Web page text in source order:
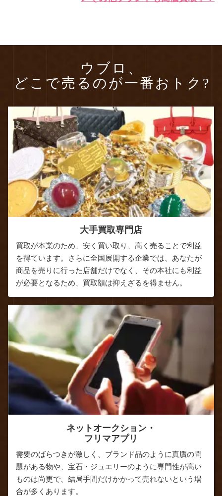
ウブロ、
どこで売るのが一番おトク?
大手買取専門店
買取が本業のため、安く買い取り、高く売ることで利益
を得ています。さらに全国展開する企業では、あなたが
商品を売りに行った店舗だけでなく、その本社にも利益
が必要となるため、買取額は抑えざるを得ません。
ネットオークション・
フリマアプリ
需要のばらつきが激しく、ブランド品のように真贋の問
題がある物や、宝石・ジュエリーのように専門性が高い
ものは尚更で、結局手間だけかかって売れないという場
合が多くあります。